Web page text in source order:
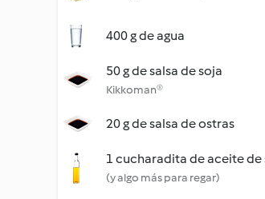
400 g de agua
50 g de salsa de soja
Kikkoman®
20 g de salsa de ostras
1 cucharadita de aceite
(y algo más para regar)